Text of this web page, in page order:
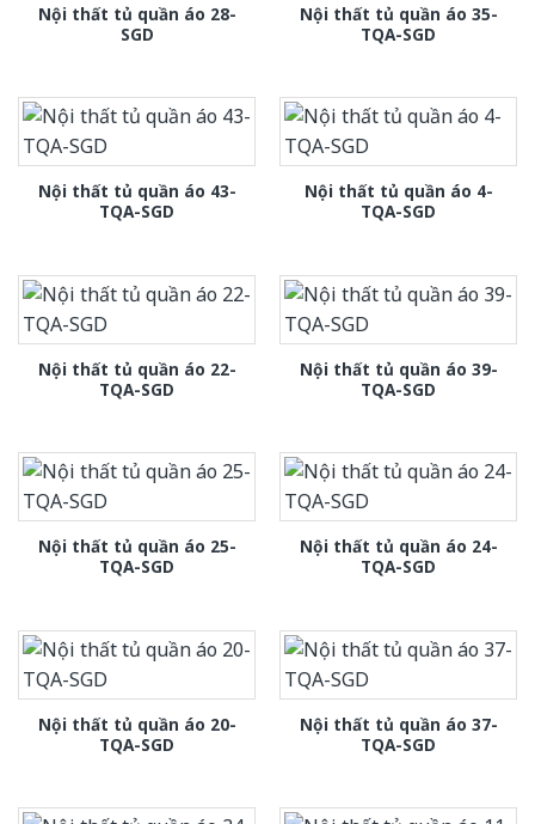
Nội thất tủ quần áo 28-
SGD
Nội thất tủ quần áo 35-
TQA-SGD
Nội thất tủ quần áo 43-
TQA-SGD
Nội thất tủ quần áo 4-
TQA-SGD
Nội thất tủ quần áo 22-
TQA-SGD
Nội thất tủ quần áo 39-
TQA-SGD
Nội thất tủ quần áo 25-
TQA-SGD
Nội thất tủ quần áo 24-
TQA-SGD
Nội thất tủ quần áo 20-
TQA-SGD
Nội thất tủ quần áo 37-
TQA-SGD